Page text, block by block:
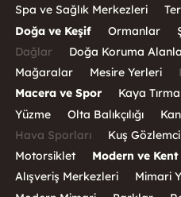
Spa ve Sağlık Merkezleri
Doğa ve Keşif
Ormanlar
Dağlar
Doğa Koruma
Mağaralar
Mesire Yerleri
Macera ve Spor
Kaya
Yüzme
Olta Balıkçılığı
Hava Sporları
Kuş
Motorsiklet
Modern ve Kent
Alışveriş Merkezleri
Mimari